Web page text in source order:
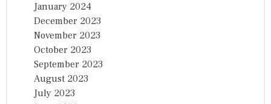
January 2024
December 2023
November 2023
October 2023
September 2023
August 2023
July 2023